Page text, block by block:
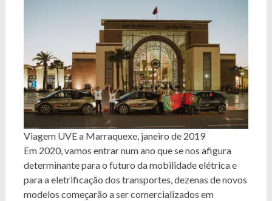
Viagem UVE a Marraquexe, janeiro de 2019
Em 2020, vamos entrar num ano que se nos afigura
determinante para o futuro da mobilidade elétrica e
para a eletrificação dos transportes, dezenas de novos
modelos começarão a ser comercializados em